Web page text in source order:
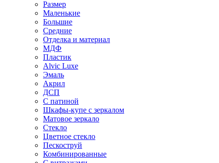
Размер
Маленькие
Большие
Средние
Отделка и материал
МДФ
Пластик
Alvic Luxe
Эмаль
Акрил
ДСП
С патиной
Шкафы-купе с зеркалом
Матовое зеркало
Стекло
Цветное стекло
Пескоструй
Комбинированные